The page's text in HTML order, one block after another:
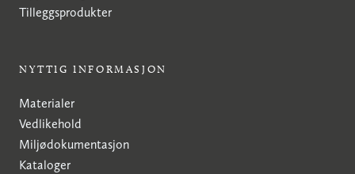
Tilleggsprodukter
NYTTIG INFORMASJON
Materialer
Vedlikehold
Miljødokumentasjon
Kataloger